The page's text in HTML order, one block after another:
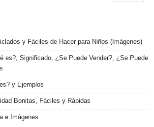
y Fáciles de Hacer para Niños (Imágenes)
es?, Significado, ¿Se Puede Vender?, ¿Se Puede
y Ejemplos
Bonitas, Fáciles y Rápidas
e Imágenes